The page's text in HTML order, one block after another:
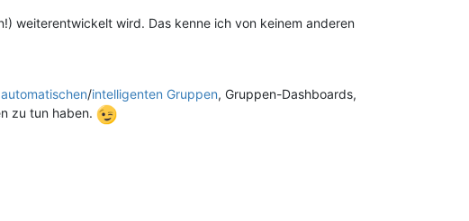
weiterentwickelt wird. Das kenne ich von keinem anderen
automatischen/intelligenten Gruppen, Gruppen-Dashboards,
zu tun haben.